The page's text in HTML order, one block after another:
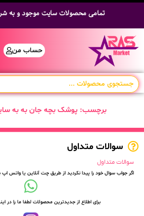
تمامی محصولات سایت موجود و به
حساب من
برچسب: پوشک بچه جان به به سایز 2 طرح
سوالات متداول
سوالات متداول
اگر جواب سوال خود را پیدا نکردید از طریق چت آنلاین یا واتس اپ
برای اطلاع از جدیدترین محصولات لطفا ما را در